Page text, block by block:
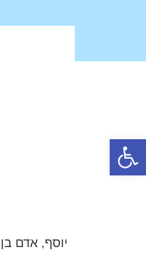
פתח סרגל
יוסף, אדם בן 82 הסובל מדמנציה, מתגורר בביתו, מנותק מהעולם שבחוץ וחש בדידות וחוסר משמעות.